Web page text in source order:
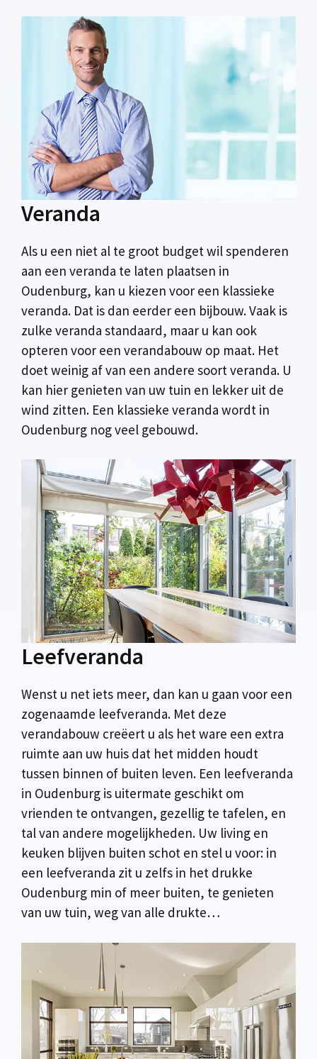
Veranda
Als u een niet al te groot budget wil spenderen
aan een veranda te laten plaatsen in
Oudenburg, kan u kiezen voor een klassieke
veranda. Dat is dan eerder een bijbouw. Vaak is
zulke veranda standaard, maar u kan ook
opteren voor een verandabouw op maat. Het
doet weinig af van een andere soort veranda. U
kan hier genieten van uw tuin en lekker uit de
wind zitten. Een klassieke veranda wordt in
Oudenburg nog veel gebouwd.
Leefveranda
Wenst u net iets meer, dan kan u gaan voor een
zogenaamde leefveranda. Met deze
verandabouw creëert u als het ware een extra
ruimte aan uw huis dat het midden houdt
tussen binnen of buiten leven. Een leefveranda
in Oudenburg is uitermate geschikt om
vrienden te ontvangen, gezellig te tafelen, en
tal van andere mogelijkheden. Uw living en
keuken blijven buiten schot en stel u voor: in
een leefveranda zit u zelfs in het drukke
Oudenburg min of meer buiten, te genieten
van uw tuin, weg van alle drukte…